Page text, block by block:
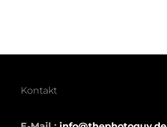
Kontakt